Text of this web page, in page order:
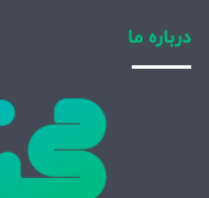
درباره ما